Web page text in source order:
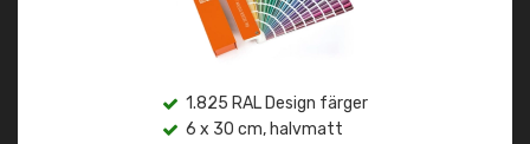
1.825 RAL Design färger
6 x 30 cm, halvmatt